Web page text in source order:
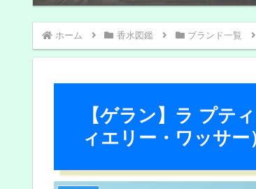
ホーム 香水図鑑 ブランド一覧
【ゲラン】ラ プテ
ィエリー・ワッサー